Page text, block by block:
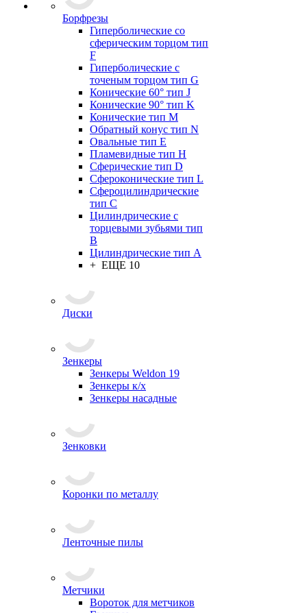
Борфрезы
Гиперболические cо
сферическим торцом тип
F
Гиперболические с
точеным торцом тип G
Конические 60° тип J
Конические 90° тип K
Конические тип M
Обратный конус тип N
Овальные тип E
Пламевидные тип H
Сферические тип D
Сфероконические тип L
Сфероцилиндрические
тип C
Цилиндрические с
торцевыми зубьями тип
B
Цилиндрические тип А
+ ЕЩЕ 10
Диски
Зенкеры
Зенкеры Weldon 19
Зенкеры к/х
Зенкеры насадные
Зенковки
Коронки по металлу
Ленточные пилы
Метчики
Вороток для метчиков